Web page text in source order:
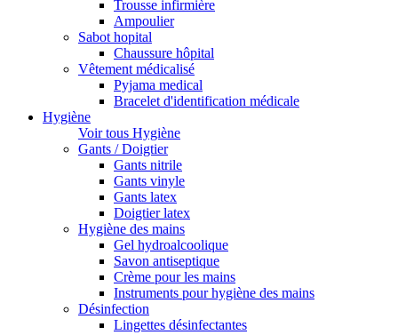
Trousse infirmière
Ampoulier
Sabot hopital
Chaussure hôpital
Vêtement médicalisé
Pyjama medical
Bracelet d'identification médicale
Hygiène
Voir tous Hygiène
Gants / Doigtier
Gants nitrile
Gants vinyle
Gants latex
Doigtier latex
Hygiène des mains
Gel hydroalcoolique
Savon antiseptique
Crème pour les mains
Instruments pour hygiène des mains
Désinfection
Lingettes désinfectantes